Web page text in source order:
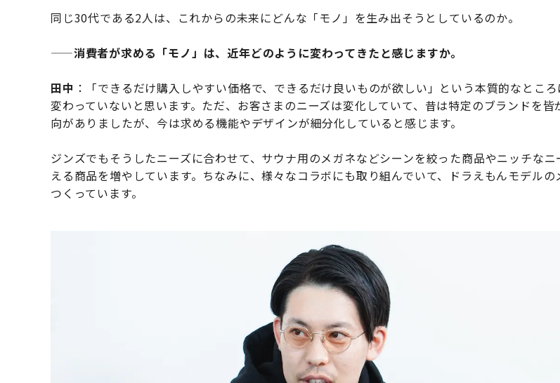
同じ30代である2人は、これからの未来にどんな「モノ」を生み出そうとしているのか。
——消費者が求める「モノ」は、近年どのように変わってきたと感じますか。
田中 ：「できるだけ購入しやすい価格で、できるだけ良いものが欲しい」という本質的なところ
変わっていないと思います。ただ、お客さまのニーズは変化していて、昔は特定のブランドを皆
向がありましたが、今は求める機能やデザインが細分化していると感じます。
ジンズでもそうしたニーズに合わせて、サウナ用のメガネなどシーンを絞った商品やニッチなニ
える商品を増やしています。ちなみに、様々なコラボにも取り組んでいて、ドラえもんモデルの
つくっています。